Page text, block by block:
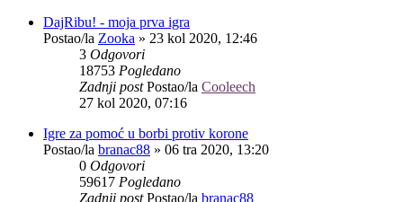
DajRibu! - moja prva igra
Postao/la Zooka » 23 kol 2020, 12:46
3 Odgovori
18753 Pogledano
Zadnji postPostao/la Cooleech
27 kol 2020, 07:16
Igre za pomoć u borbi protiv korone
Postao/la branac88 » 06 tra 2020, 13:20
0 Odgovori
59617 Pogledano
Zadnji postPostao/la branac88